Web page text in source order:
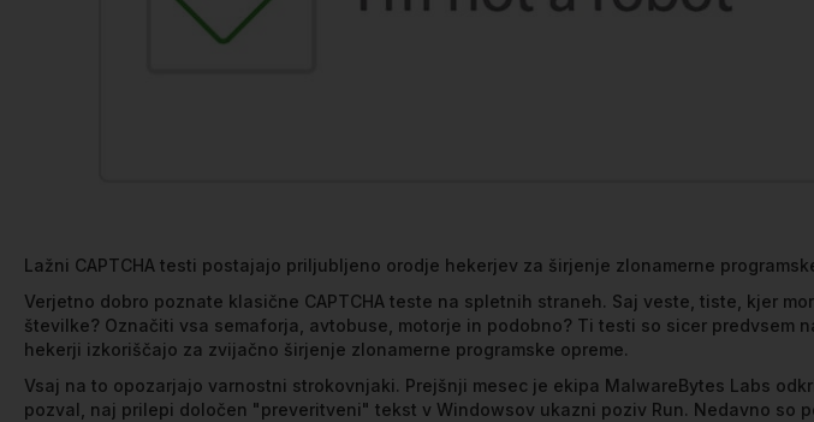
Lažni CAPTCHA testi postajajo priljubljeno orodje hekerjev za širjenje zlonamerne
Verjetno dobro poznate klasične CAPTCHA teste na spletnih straneh. Saj veste, tiste, kjer
številke? Označiti vsa semaforja, avtobuse, motorje in podobno? Ti testi so sicer predvsem
hekerji izkoriščajo za zvijačno širjenje zlonamerne programske opreme.
Vsaj na to opozarjajo varnostni strokovnjaki. Prejšnji mesec je ekipa MalwareBytes Labs
pozval, naj prilepi določen "preveritveni" tekst v Windowsov ukazni poziv Run. Nedavno so